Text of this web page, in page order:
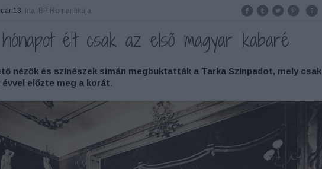
13. írta: BP Romantikája
élt csak az első magyar kabaré
nézők és színészek simán megbuktatták a Tarka Színpadot, mely csak
évvel előzte meg a korát.